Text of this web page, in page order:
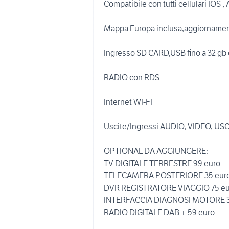
Compatibile con tutti cellulari IOS ,
Mappa Europa
Ingresso SD CARD,USB fino a 32
RADIO con RDS
Internet WI-FI
Uscite/Ingressi AUDIO, VIDEO,
OPTIONAL DA AGGIUNGERE:
TV DIGITALE TERRESTRE 99 euro
TELECAMERA POSTERIORE 35
DVR REGISTRATORE VIAGGIO 75
INTERFACCIA DIAGNOSI MOTORE
RADIO DIGITALE DAB + 59 euro